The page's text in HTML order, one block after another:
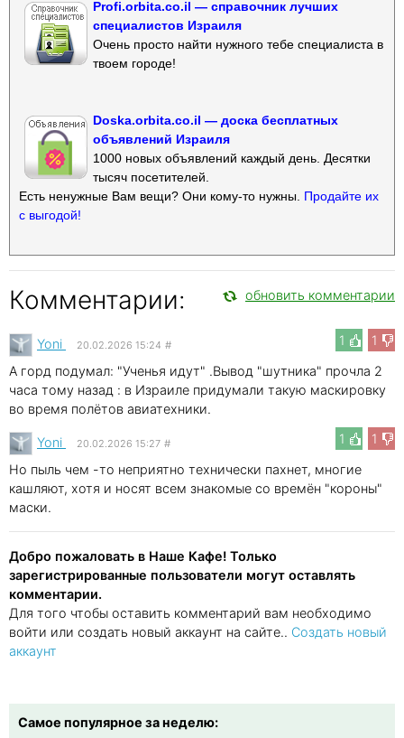
Profi.orbita.co.il — справочник лучших
специалистов Израиля
Очень просто найти нужного тебе специалиста в
твоем городе!
Doska.orbita.co.il — доска бесплатных
объявлений Израиля
1000 новых объявлений каждый день. Десятки
тысяч посетителей.
Есть ненужные Вам вещи? Они кому-то нужны. Продайте их
с выгодой!
Комментарии: обновить комментарии
1 1
Yoni 20.02.2026 15:24 #
А горд подумал: "Ученья идут" .Вывод "шутника" прочла 2
часа тому назад : в Израиле придумали такую маскировку
во время полётов авиатехники.
1
1
Yoni 20.02.2026 15:27 #
Но пыль чем -то неприятно технически пахнет, многие
кашляют, хотя и носят всем знакомые со времён "короны"
маски.
Добро пожаловать в Наше Кафе! Только
зарегистрированные пользователи могут оставлять
комментарии.
Для того чтобы оставить комментарий вам необходимо
войти или создать новый аккаунт на сайте.. Создать новый
аккаунт
Самое популярное за неделю: